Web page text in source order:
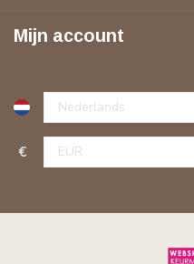
Mijn account
€